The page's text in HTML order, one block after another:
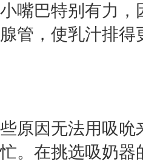
嘴巴特别有力
管，使乳汁排得
原因无法用吸
。在挑选吸奶